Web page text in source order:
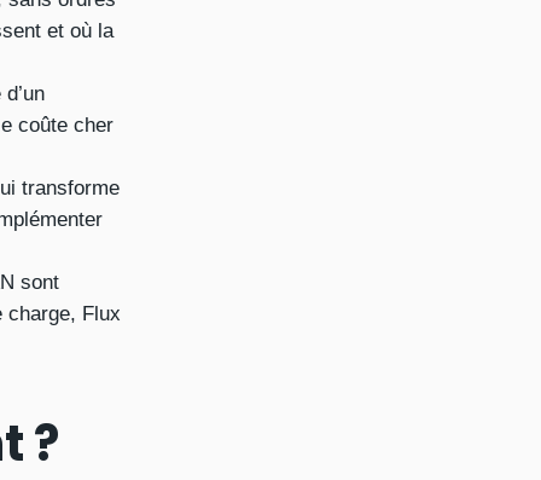
et où la
coûte cher
transforme
sont
charge, Flux
?